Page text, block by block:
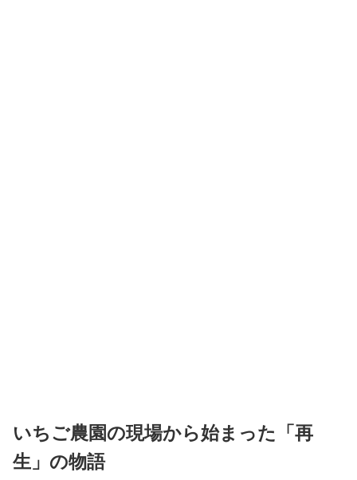
いちご農園の現場から始まった「再
生」の物語